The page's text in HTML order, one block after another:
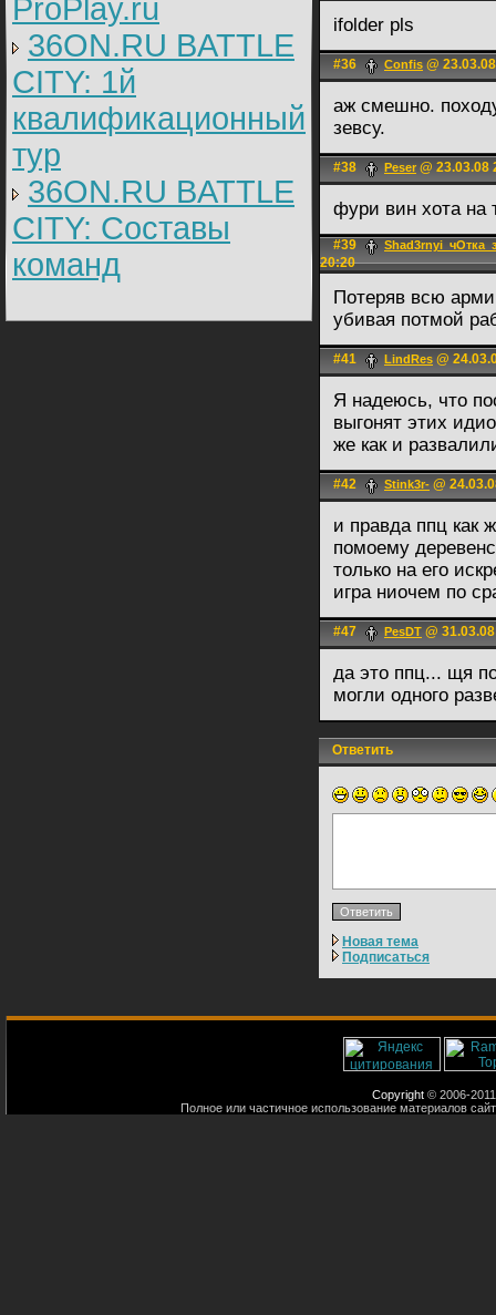
ProPlay.ru
36ON.RU BATTLE
CITY: 1й
квалификационный
тур
36ON.RU BATTLE
CITY: Составы
команд
ifolder pls
#36 Confis @
аж смешно.
зевсу.
#38 Peser @ 23.03.08
фури вин хота на
#39
20:20
Потеряв всю
убивая потмой
#41 LindRes @
Я надеюсь, что
выгонят этих
же как и
#42 Stink3r- @
и правда ппц как
помоему
только на его
игра ниочем по
#47 PesDT @
да это ппц... щя
могли одного
Ответить
Новая тема
Подписаться
Copyright © 2006-
Полное или частичное использование материалов